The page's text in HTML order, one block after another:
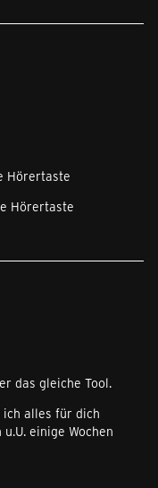
Hörertaste
Hörertaste
das gleiche Tool.
ich alles für dich
einige Wochen